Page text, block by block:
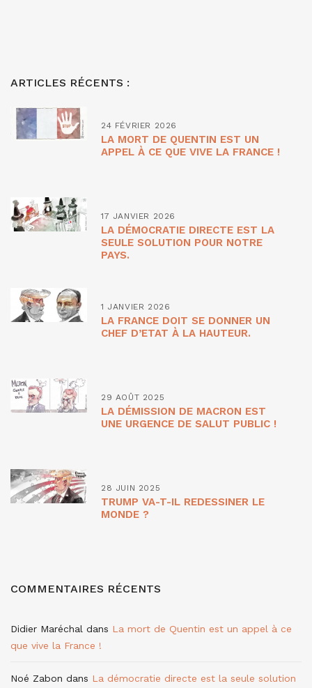
ARTICLES RÉCENTS :
24 FÉVRIER 2026
LA MORT DE QUENTIN EST UN
APPEL À CE QUE VIVE LA FRANCE !
17 JANVIER 2026
LA DÉMOCRATIE DIRECTE EST LA
SEULE SOLUTION POUR NOTRE
PAYS.
1 JANVIER 2026
LA FRANCE DOIT SE DONNER UN
CHEF D’ETAT À LA HAUTEUR.
29 AOÛT 2025
LA DÉMISSION DE MACRON EST
UNE URGENCE DE SALUT PUBLIC !
28 JUIN 2025
TRUMP VA-T-IL REDESSINER LE
MONDE ?
COMMENTAIRES RÉCENTS
Didier Maréchal dans La mort de Quentin est un appel à ce
que vive la France !
Noé Zabon dans La démocratie directe est la seule solution